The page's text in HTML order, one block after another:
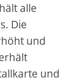
alle
Die
und
und